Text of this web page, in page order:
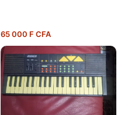
65 000 F CFA